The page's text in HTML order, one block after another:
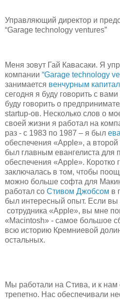
Управляющий директор и
“Garage technology ventures”
Меня зовут Гай Кавасаки. Я
компании “Garage technology
занимается венчурным
сегодня я буду говорить с
буду говорить о
startup-ов. Несколько слов о
своей жизни я работал на
раз - с 1983 по 1987 – я был
обеспечения «Apple», а
был главным евангелиста для
обеспечения «Apple». Коротко
заключалась в том, чтобы
можно больше софта для
работал со Стивом Джобсом в
был интересный опыт. Если вы
сотрудника «Apple», вы мне
«Macintosh» - самое большое
всю историю Кремниевой
остальных.
Мы работали на Стива, и к нам
трепетно. Нас обеспечивали